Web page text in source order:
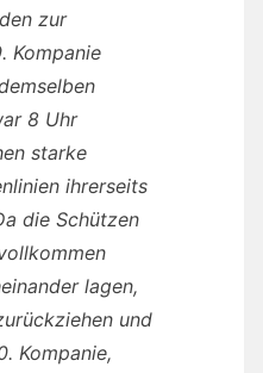
zur
Kompanie
8 Uhr
starke
ihrerseits
die Schützen
lagen,
und
Kompanie,